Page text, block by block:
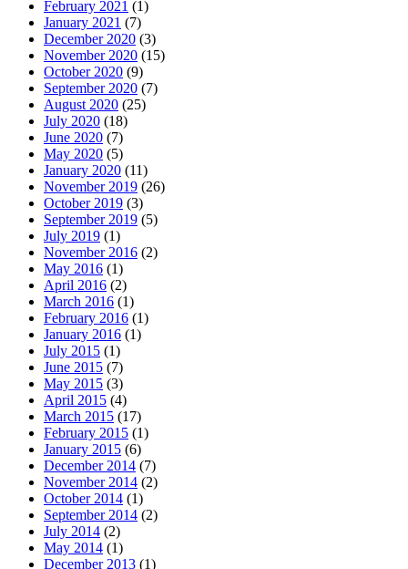
February 2021 (1)
January 2021 (7)
December 2020 (3)
November 2020 (15)
October 2020 (9)
September 2020 (7)
August 2020 (25)
July 2020 (18)
June 2020 (7)
May 2020 (5)
January 2020 (11)
November 2019 (26)
October 2019 (3)
September 2019 (5)
July 2019 (1)
November 2016 (2)
May 2016 (1)
April 2016 (2)
March 2016 (1)
February 2016 (1)
January 2016 (1)
July 2015 (1)
June 2015 (7)
May 2015 (3)
April 2015 (4)
March 2015 (17)
February 2015 (1)
January 2015 (6)
December 2014 (7)
November 2014 (2)
October 2014 (1)
September 2014 (2)
July 2014 (2)
May 2014 (1)
December 2013 (1)